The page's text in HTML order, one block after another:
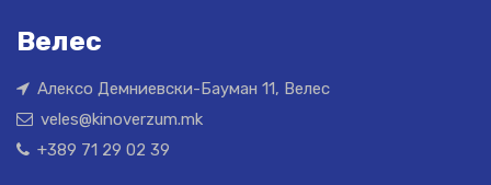
Велес
Алексо Демниевски-Бауман 11, Велес
veles@kinoverzum.mk
+389 71 29 02 39